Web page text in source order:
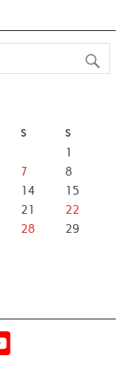
S S
1
7
8
14
15
21
22
28
29